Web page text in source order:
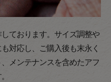
ております。サイズ調整や
対応し、ご購入後も末永く
メンテナンスを含めたアフ